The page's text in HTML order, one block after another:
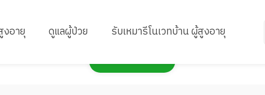
อายุ ดูแลผู้ป่วย รับเหมารีโนเวทบ้าน ผู้สูงอายุ
กดเพื่อแสดงแผนที่